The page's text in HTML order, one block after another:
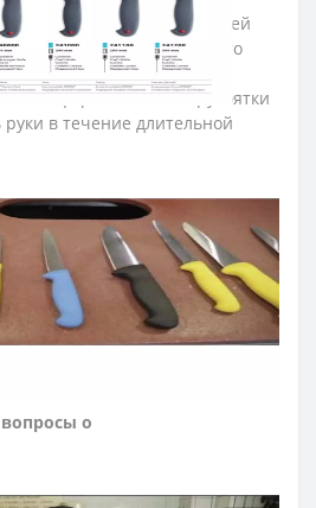
профессиональных ножей
для интенсивного
эргономичной форме с
Комфортный захват рукоятки
руки в течение длительной
средствам и высоким
размещенный на конце
проф», предотвращает
и влияет на безопасность
Рукоятка – гигиенична, т.к.
обработку, которая
бактерий, грибков и
о